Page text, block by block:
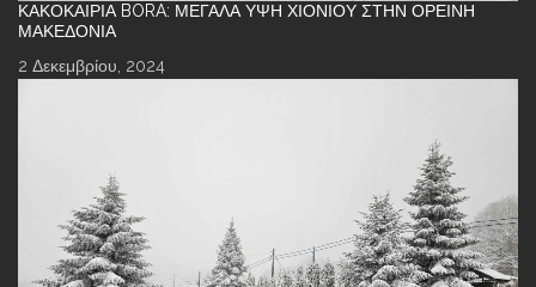
ΚΑΚΟΚΑΙΡΊΑ BORA: ΜΕΓΆΛΑ ΎΨΗ ΧΙΟΝΙΟΎ ΣΤΗΝ ΟΡΕΙΝΉ
ΜΑΚΕΔΟΝΊΑ
2 Δεκεμβρίου, 2024